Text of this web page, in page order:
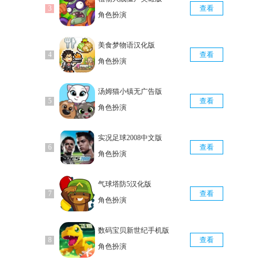
角色扮演
查看
美食梦物语汉化版
角色扮演
查看
汤姆猫小镇无广告版
角色扮演
查看
实况足球2008中文版
角色扮演
查看
气球塔防5汉化版
角色扮演
查看
数码宝贝新世纪手机版
角色扮演
查看